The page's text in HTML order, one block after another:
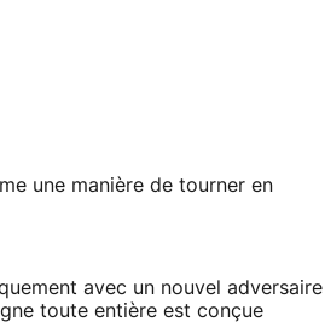
une manière de tourner en
avec un nouvel adversaire
toute entière est conçue